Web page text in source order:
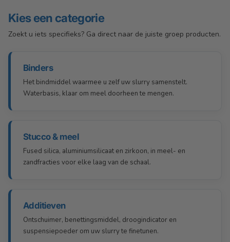
Kies een categorie
Zoekt u iets specifieks? Ga direct naar de juiste groep producten.
Binders
Het bindmiddel waarmee u zelf uw slurry samenstelt.
Waterbasis, klaar om meel doorheen te mengen.
Stucco & meel
Fused silica, aluminiumsilicaat en zirkoon, in meel- en
zandfracties voor elke laag van de schaal.
Additieven
Ontschuimer, benettingsmiddel, droogindicator en
suspensiepoeder om uw slurry te finetunen.